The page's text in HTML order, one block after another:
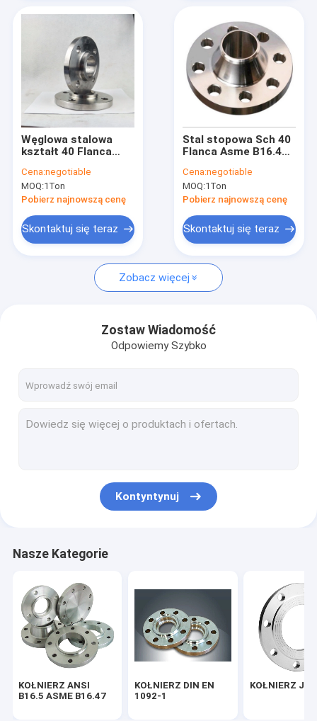
Produkty
O nas
Wycieczka po fabryce
Kontrola jakości
Sprawy
KOŁNIERZ ANSI B16.5 ASME B16.47
KOŁNIERZ JIS B2220
KOŁNIERZ GOST 33259
MONTAŻ RUR DIN EN 10253
TRÓJNIK DO RUR STALOWYCH
Redukcja do rur stalowych
Zaślepka do rur stalowych
ZŁĄCZE ŻAROWE ASME B16.11
Węglowa stalowa
kształt 40 Flanca
12"
Cena:negotiable
MOQ:1Ton
Pobierz najnowszą cenę
Skontaktuj się teraz
Stal stopowa Sch 40
Flanca Asme B16.47
farbą
Cena:negotiable
MOQ:1Ton
Pobierz najnowszą cenę
Skontaktuj się teraz
Zobacz więcej
Zostaw Wiadomość
Odpowiemy Szybko
Kontyntynuj
Nasze Kategorie
KOŁNIERZ ANSI
B16.5 ASME B16.47
KOŁNIERZ DIN EN
1092-1
KOŁNIERZ JIS